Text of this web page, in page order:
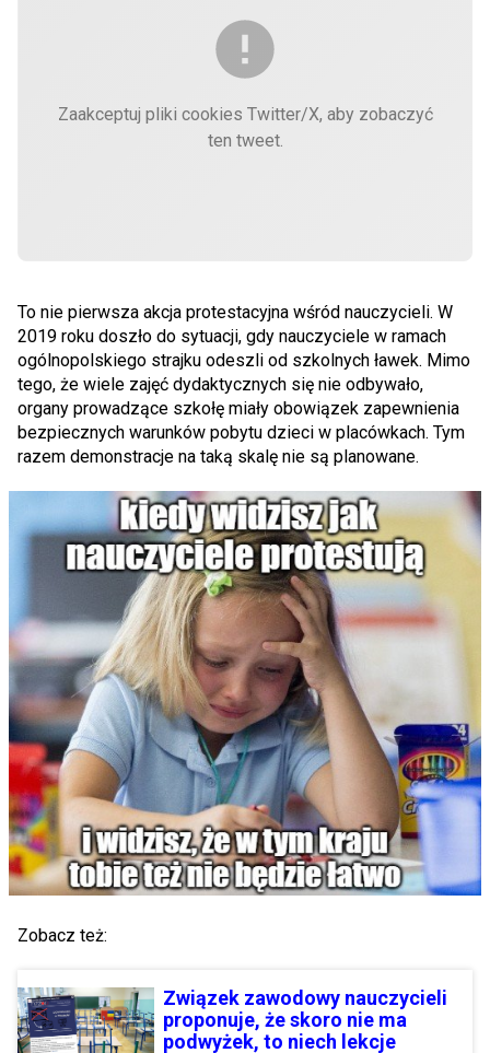
Zaakceptuj pliki cookies Twitter/X, aby zobaczyć
ten tweet.
To nie pierwsza akcja protestacyjna wśród nauczycieli. W
2019 roku doszło do sytuacji, gdy nauczyciele w ramach
ogólnopolskiego strajku odeszli od szkolnych ławek. Mimo
tego, że wiele zajęć dydaktycznych się nie odbywało,
organy prowadzące szkołę miały obowiązek zapewnienia
bezpiecznych warunków pobytu dzieci w placówkach. Tym
razem demonstracje na taką skalę nie są planowane.
Zobacz też:
Związek zawodowy nauczycieli
proponuje, że skoro nie ma
podwyżek, to niech lekcje